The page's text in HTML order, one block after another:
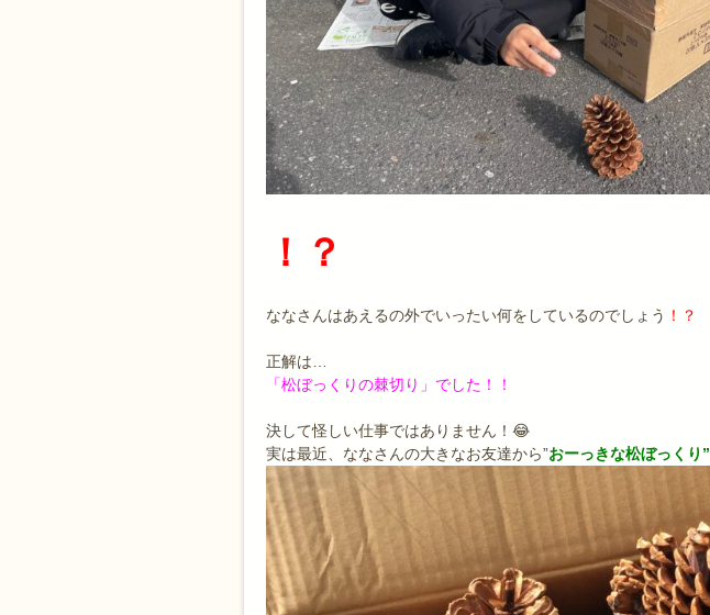
！？
ななさんはあえるの外でいったい何をしているのでしょう ！？
正解は…
「松ぼっくりの棘切り」でした！！
決して怪しい仕事ではありません！😂
実は最近、ななさんの大きなお友達から”おーっきな松ぼっくり”